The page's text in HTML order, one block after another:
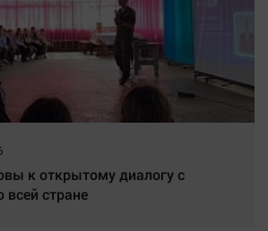
к открытому диалогу с
стране